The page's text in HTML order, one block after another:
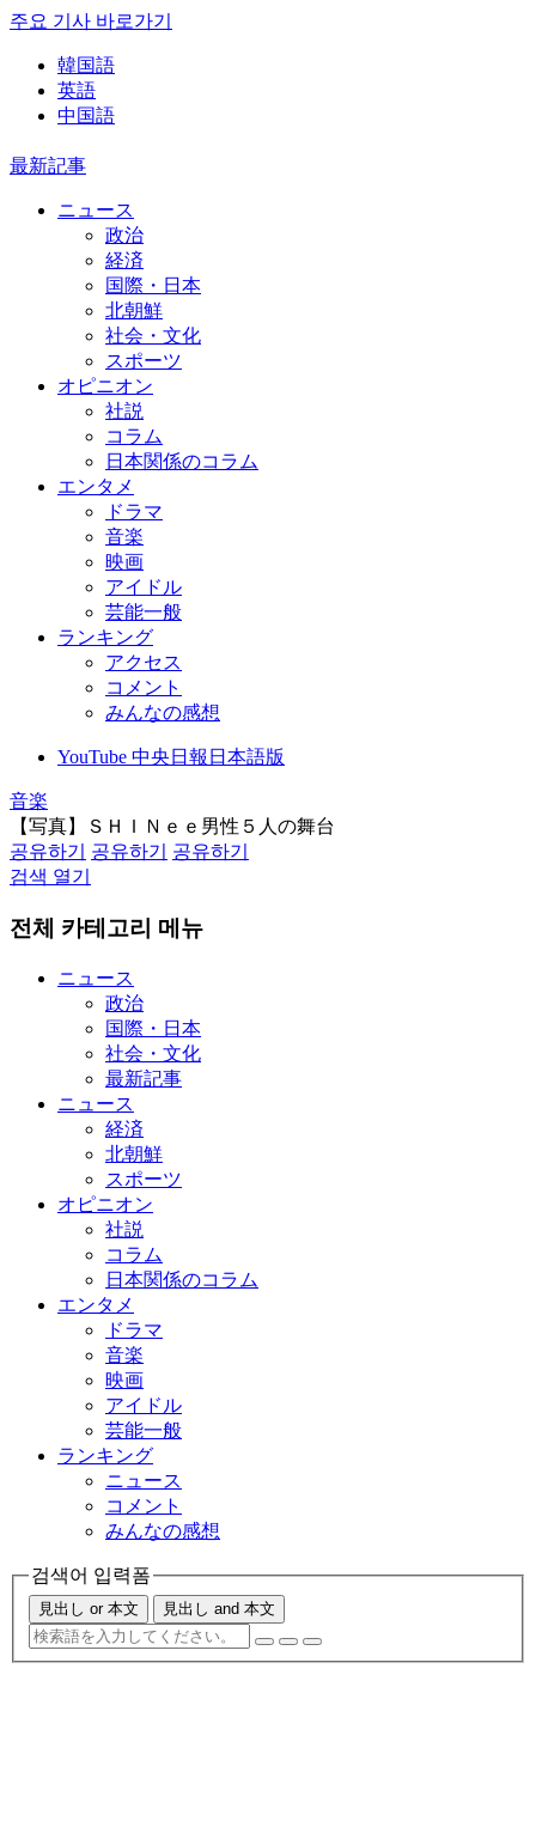
주요 기사 바로가기
韓国語
英語
中国語
最新記事
ニュース
政治
経済
国際・日本
北朝鮮
社会・文化
スポーツ
オピニオン
社説
コラム
日本関係のコラム
エンタメ
ドラマ
音楽
映画
アイドル
芸能一般
ランキング
アクセス
コメント
みんなの感想
YouTube 中央日報日本語版
音楽
【写真】ＳＨＩＮｅｅ男性５人の舞台
공유하기
공유하기
공유하기
검색 열기
전체 카테고리 메뉴
ニュース
政治
国際・日本
社会・文化
最新記事
ニュース
経済
北朝鮮
スポーツ
オピニオン
社説
コラム
日本関係のコラム
エンタメ
ドラマ
音楽
映画
アイドル
芸能一般
ランキング
ニュース
コメント
みんなの感想
검색어 입력폼
見出し or 本文 見出し and 本文